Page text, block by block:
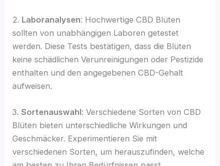
2. Laboranalysen: Hochwertige CBD Blüten
sollten von unabhängigen Laboren getestet
werden. Diese Tests bestätigen, dass die Blüten
keine schädlichen Verunreinigungen oder Pestizide
enthalten und den angegebenen CBD-Gehalt
aufweisen.
3.Sortenauswahl: Verschiedene Sorten von CBD
Blüten bieten unterschiedliche Wirkungen und
Geschmäcker. Experimentieren Sie mit
verschiedenen Sorten, um herauszufinden, welche